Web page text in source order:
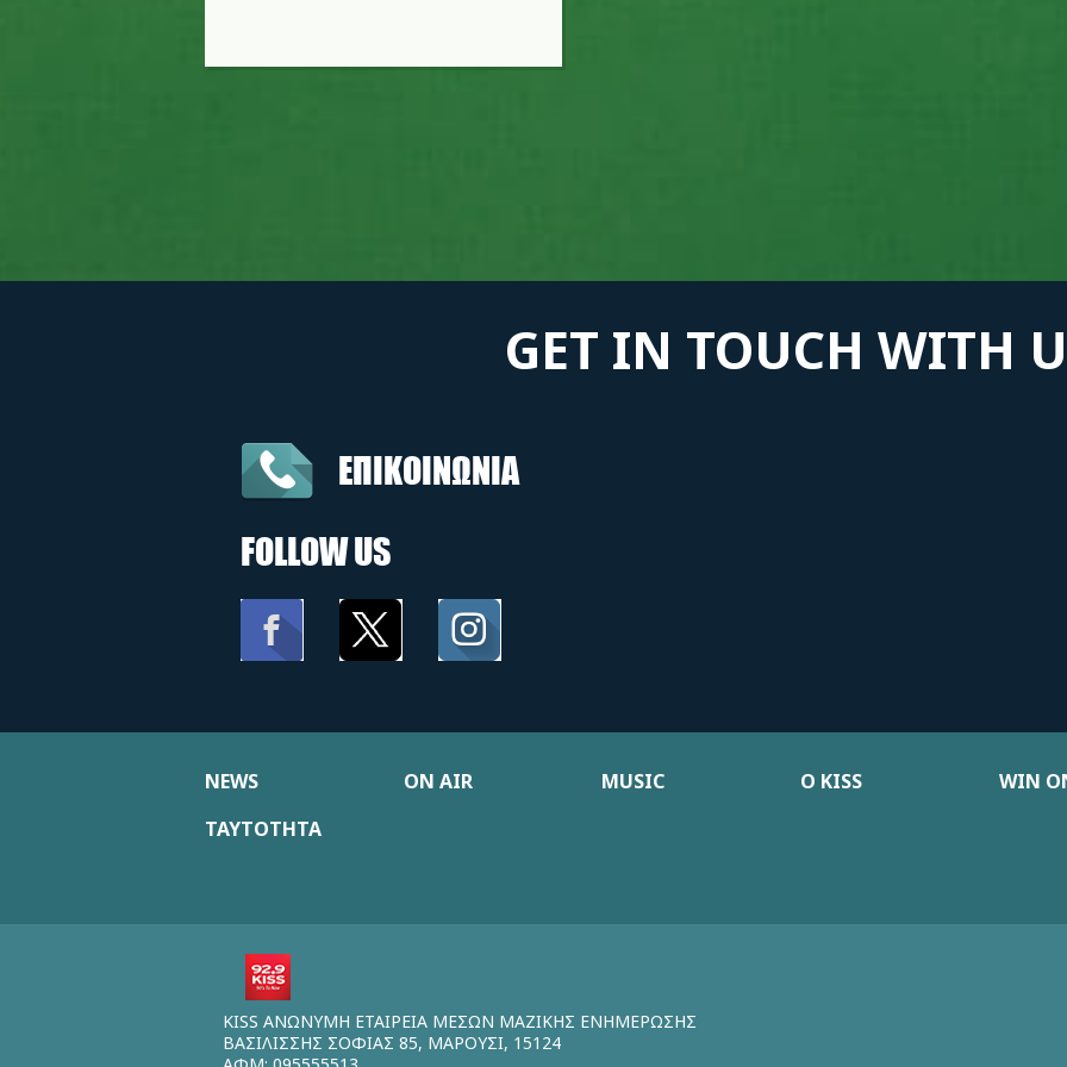
GET IN TOUCH WITH
ΕΠΙΚΟΙΝΩΝΙΑ
FOLLOW US
NEWS ON AIR MUSIC Ο KISS WIN
ΤΑΥΤΟΤΗΤΑ
KISS ΑΝΩΝΥΜΗ ΕΤΑΙΡΕΙΑ ΜΕΣΩΝ ΜΑΖΙΚΗΣ ΕΝΗΜΕΡΩΣΗΣ
ΒΑΣΙΛΙΣΣΗΣ ΣΟΦΙΑΣ 85, ΜΑΡΟΥΣΙ, 15124